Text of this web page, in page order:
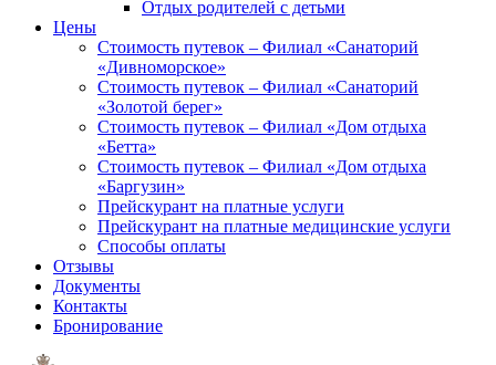
Отдых родителей с детьми
Цены
Стоимость путевок – Филиал «Санаторий
«Дивноморское»
Стоимость путевок – Филиал «Санаторий
«Золотой берег»
Стоимость путевок – Филиал «Дом отдыха
«Бетта»
Стоимость путевок – Филиал «Дом отдыха
«Баргузин»
Прейскурант на платные услуги
Прейскурант на платные медицинские услуги
Способы оплаты
Отзывы
Документы
Контакты
Бронирование